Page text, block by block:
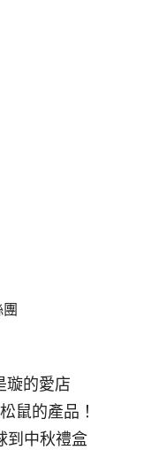
的愛店
鼠的產品！
到中秋禮盒